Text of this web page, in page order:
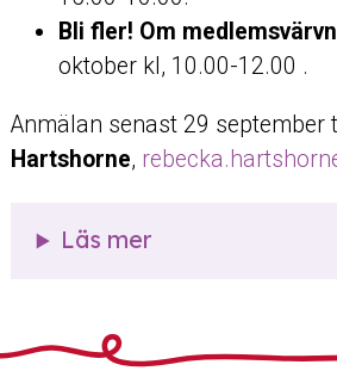
Bli fler! Om
oktober kl, 10.00-12.00 .
Anmälan senast 29 september
Hartshorne,
Läs mer